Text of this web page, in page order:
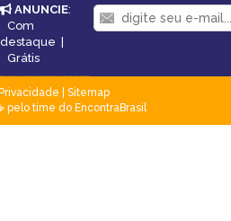
ANUNCIE:
Com
destaque
Grátis
Privacidade
Sitemap
pelo time do EncontraBrasil